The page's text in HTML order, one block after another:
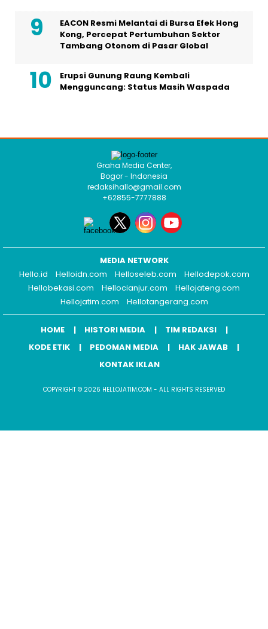
EACON Resmi Melantai di Bursa Efek Hong
Kong, Percepat Pertumbuhan Sektor
Tambang Otonom di Pasar Global
Erupsi Gunung Raung Kembali
Mengguncang: Status Masih Waspada
Graha Media Center,
Bogor - Indonesia
redaksihallo@gmail.com
+62855-7777888
MEDIA NETWORK
Hello.id
Helloidn.com Helloseleb.com
Hellodepok.com
Hellobekasi.com
Hellocianjur.com
Hellojateng.com
Hellojatim.com
Hellotangerang.com
HOME HISTORI MEDIA
TIM REDAKSI
KODE ETIK
PEDOMAN MEDIA
HAK JAWAB
KONTAK IKLAN
COPYRIGHT © 2026 HELLOJATIM.COM - ALL RIGHTS RESERVED